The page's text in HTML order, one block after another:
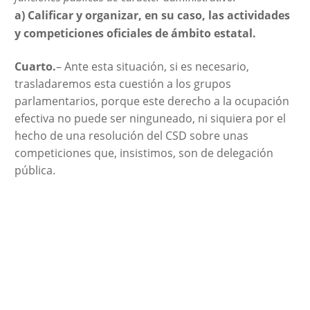
a) Calificar y organizar, en su caso, las actividades
y competiciones oficiales de ámbito estatal.
Cuarto.– Ante esta situación, si es necesario,
trasladaremos esta cuestión a los grupos
parlamentarios, porque este derecho a la ocupación
efectiva no puede ser ninguneado, ni siquiera por el
hecho de una resolución del CSD sobre unas
competiciones que, insistimos, son de delegación
pública.